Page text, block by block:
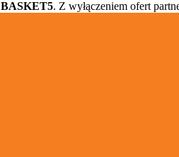
BASKET5. Z wyłączeniem ofert